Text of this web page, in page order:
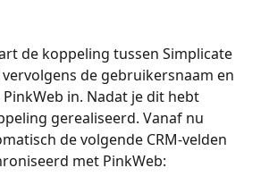
de koppeling tussen Simplicate
de gebruikersnaam en
in. Nadat je dit hebt
gerealiseerd. Vanaf nu
de volgende CRM-velden
met PinkWeb: